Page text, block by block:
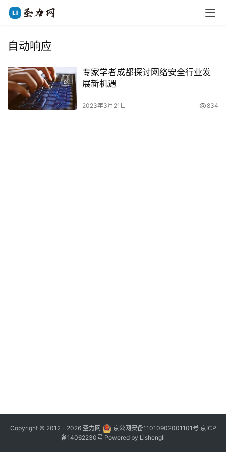
自动响应
专家学者成都探讨网络安全行业发
展新机遇
2023年3月21日 834
Copyright © 2012 - 2026 圣力网 京公网安备11010902001101号 京ICP
备14062230号 Powered by Lishengli